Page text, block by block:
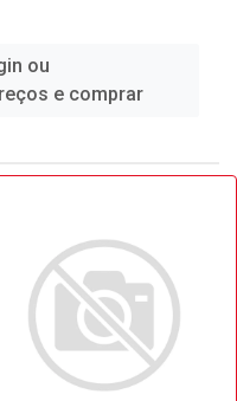
ou
e comprar